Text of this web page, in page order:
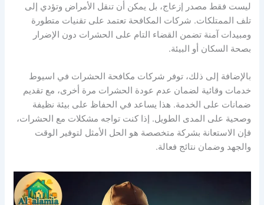
ليست فقط مصدر إزعاج، بل يمكن أن تنقل الأمراض وتؤدي إلى
تلف الممتلكات. شركات المكافحة تعتمد على تقنيات متطورة
ومبيدات آمنة تضمن القضاء التام على الحشرات دون الإضرار
بصحة السكان أو البيئة.
بالإضافة إلى ذلك، توفر شركات مكافحة الحشرات في اسيوط
خدمات وقائية لضمان عدم عودة الحشرات مرة أخرى، مع تقديم
ضمانات على الخدمة. هذا يساعد في الحفاظ على بيئة نظيفة
وصحية على المدى الطويل. إذا كنت تواجه مشكلات مع الحشرات،
فإن الاستعانة بشركة متخصصة هو الحل الأمثل لتوفير الوقت
والجهد وضمان نتائج فعالة.